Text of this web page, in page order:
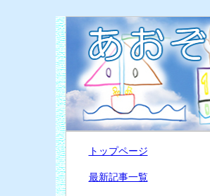
トップページ
最新記事一覧